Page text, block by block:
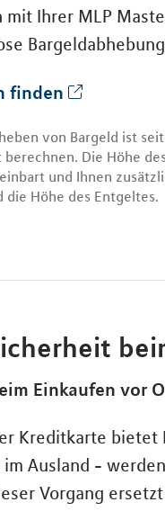
mit Ihrer MLP
finden
von Bargeld ist
Die Höhe
und Ihnen
die Höhe des Entgeltes.
Einkaufen vor
Kreditkarte bietet
Ausland -
Vorgang